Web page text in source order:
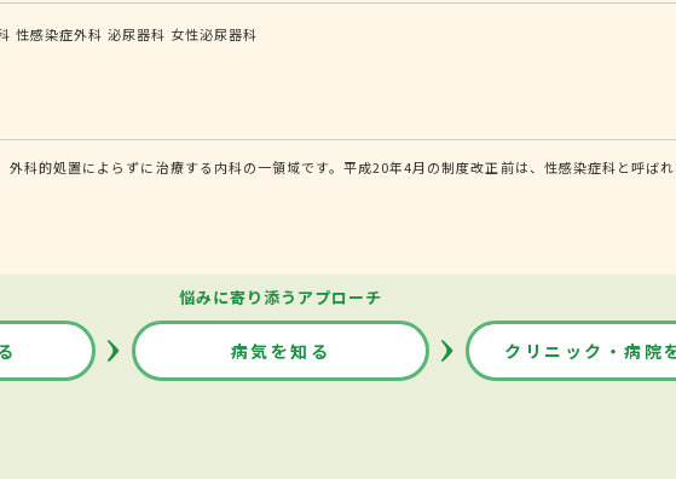
性感染症外科 泌尿器科 女性泌尿器科
科的処置によらずに治療する内科の一領域です。平成20年4月の制度改正前は、性感染症科と呼ばれ
悩みに寄り添うアプローチ
病気を知る クリニック・病院